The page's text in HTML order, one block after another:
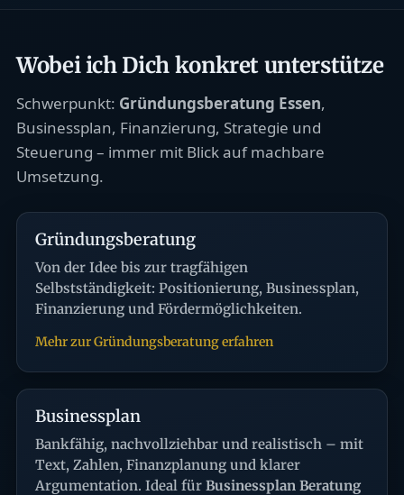
Wobei ich Dich konkret unterstütze
Schwerpunkt: Gründungsberatung Essen,
Businessplan, Finanzierung, Strategie und
Steuerung – immer mit Blick auf machbare
Umsetzung.
Gründungsberatung
Von der Idee bis zur tragfähigen
Selbstständigkeit: Positionierung, Businessplan,
Finanzierung und Fördermöglichkeiten.
Mehr zur Gründungsberatung erfahren
Businessplan
Bankfähig, nachvollziehbar und realistisch – mit
Text, Zahlen, Finanzplanung und klarer
Argumentation. Ideal für Businessplan Beratung